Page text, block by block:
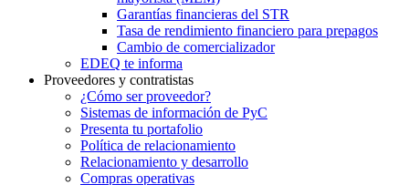
Garantías financieras del STR
Tasa de rendimiento financiero para prepagos
Cambio de comercializador
EDEQ te informa
Proveedores y contratistas
¿Cómo ser proveedor?
Sistemas de información de PyC
Presenta tu portafolio
Política de relacionamiento
Relacionamiento y desarrollo
Compras operativas